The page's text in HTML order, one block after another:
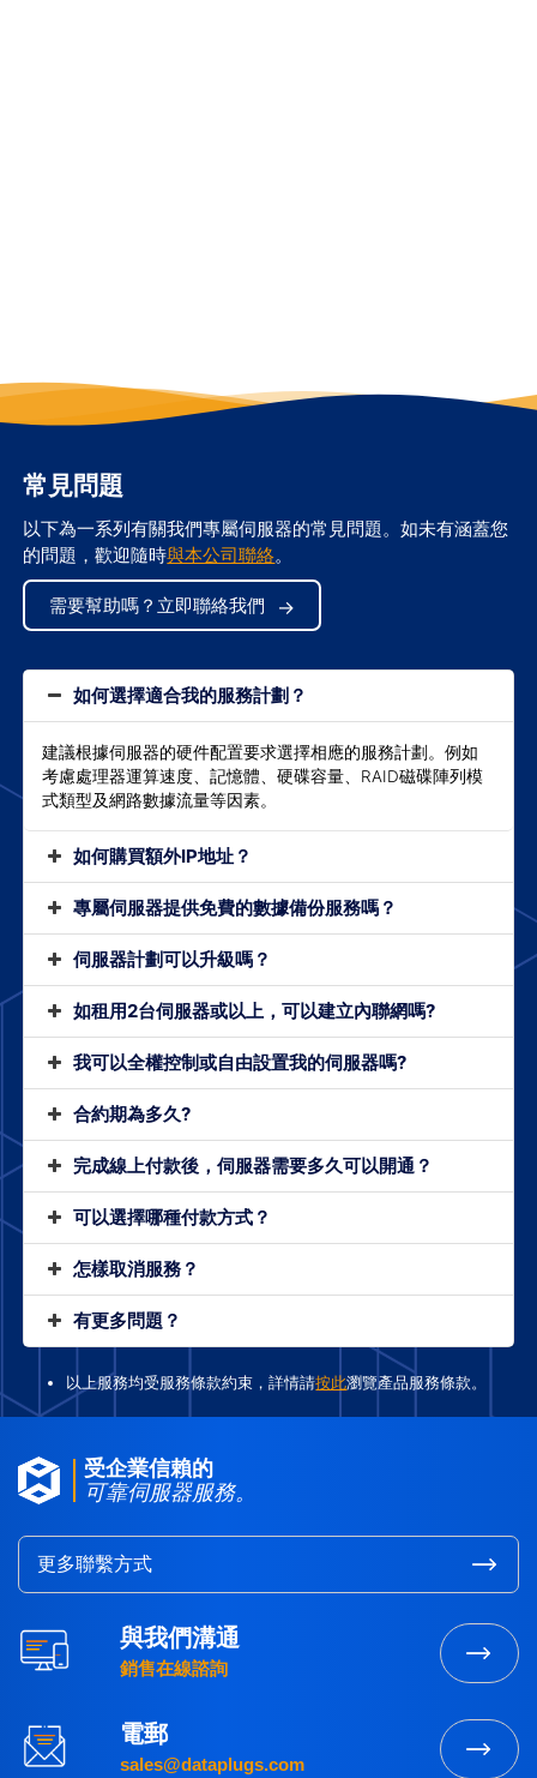
常見問題
以下為一系列有關我們專屬伺服器的常見問題。如未有涵蓋您
的問題，歡迎隨時與本公司聯絡。
需要幫助嗎？立即聯絡我們
如何選擇適合我的服務計劃？
建議根據伺服器的硬件配置要求選擇相應的服務計劃。例如
考慮處理器運算速度、記憶體、硬碟容量、RAID磁碟陣列模
式類型及網路數據流量等因素。
如何購買額外IP地址？
專屬伺服器提供免費的數據備份服務嗎？
伺服器計劃可以升級嗎？
如租用2台伺服器或以上，可以建立內聯網嗎?
我可以全權控制或自由設置我的伺服器嗎?
合約期為多久?
完成線上付款後，伺服器需要多久可以開通？
可以選擇哪種付款方式？
怎樣取消服務？
有更多問題？
以上服務均受服務條款約束，詳情請按此瀏覽產品服務條款。
受企業信賴的
可靠伺服器服務。
更多聯繫方式
與我們溝通
銷售在線諮詢
電郵
sales@dataplugs.com